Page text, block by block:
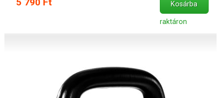
5 790 Ft Kosárba
raktáron